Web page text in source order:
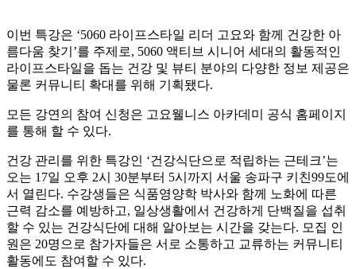
이번 특강은 ‘5060 라이프스타일 리더 고요와 함께 건강한 아
름다움 찾기’를 주제로, 5060 액티브 시니어 세대의 활동적인
라이프스타일을 돕는 건강 및 뷰티 분야의 다양한 정보 제공은
물론 커뮤니티 확대를 위해 기획됐다.
모든 강연의 참여 신청은 고요웰니스 아카데미 공식 홈페이지
를 통해 할 수 있다.
건강 관리를 위한 특강인 ‘건강식단으로 적립하는 근테크’는
오는 17일 오후 2시 30분부터 5시까지 서울 송파구 키친99도에
서 열린다. 수강생들은 식품영양학 박사와 함께 노화에 따른
근력 감소를 예방하고, 일상생활에서 건강하게 단백질을 섭취
할 수 있는 건강식단에 대해 알아보는 시간을 갖는다. 모집 인
원은 20명으로 참가자들은 서로 소통하고 교류하는 커뮤니티
활동에도 참여할 수 있다.